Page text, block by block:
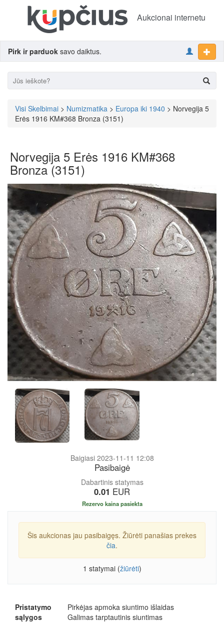
Aukcionai internetu
Pirk ir parduok savo daiktus.
Visi Skelbimai > Numizmatika > Europa iki 1940 > Norvegija 5
Erės 1916 KM#368 Bronza (3151)
Norvegija 5 Erės 1916 KM#368
Bronza (3151)
Dabartinis statymas
0.01 EUR
Rezervo kaina pasiekta
Baigiasi 2023-11-11 12:08
Pasibaigė
Šis aukcionas jau pasibaigęs. Žiūrėti panašias prekes
čia.
1 statymai (žiūrėti)
Pristatymo
sąlygos
Pirkėjas apmoka siuntimo išlaidas
Galimas tarptautinis siuntimas